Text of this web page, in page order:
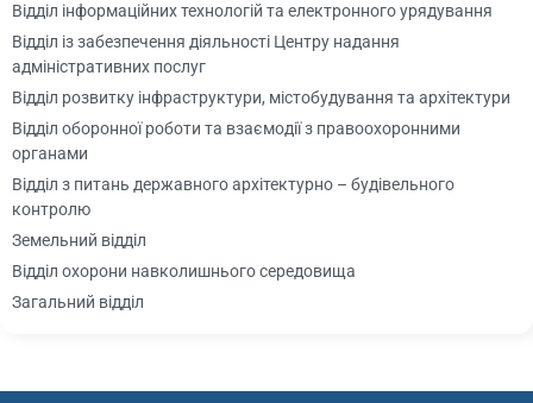
Відділ інформаційних технологій та електронного урядування
Відділ із забезпечення діяльності Центру надання
адміністративних послуг
Відділ розвитку інфраструктури, містобудування та архітектури
Відділ оборонної роботи та взаємодії з правоохоронними
органами
Відділ з питань державного архітектурно – будівельного
контролю
Земельний відділ
Відділ охорони навколишнього середовища
Загальний відділ
Архівний відділ